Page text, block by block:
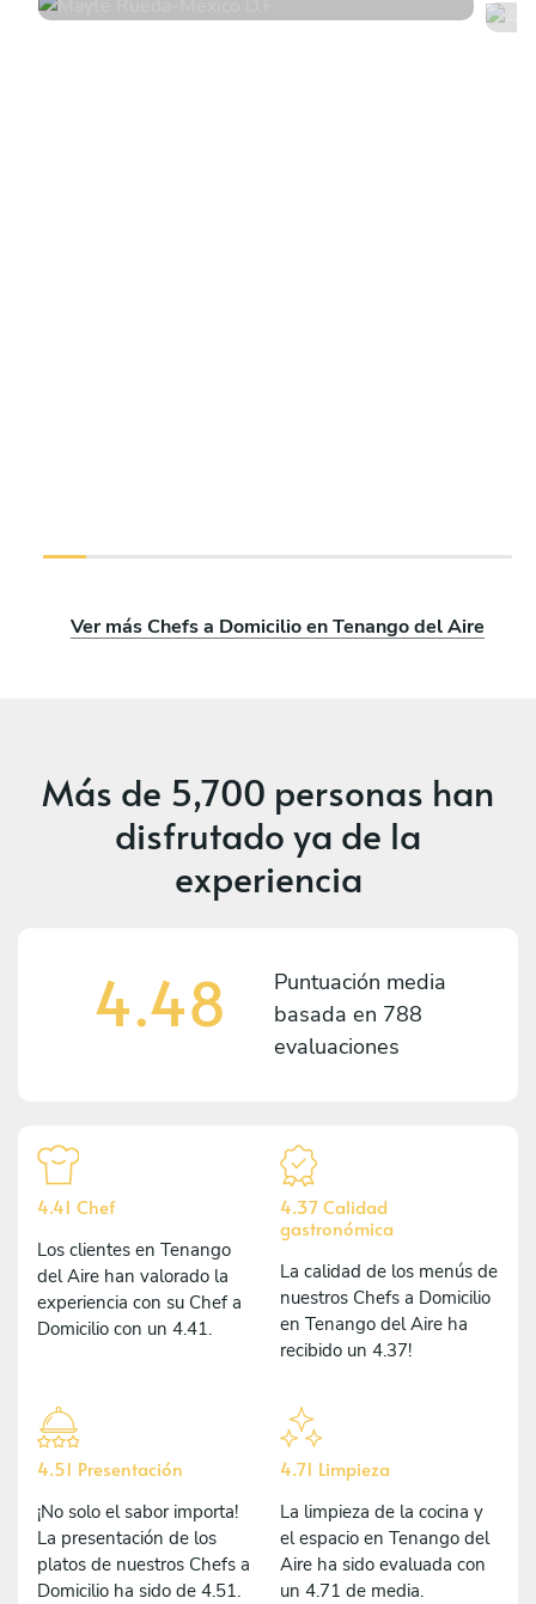
Ver más Chefs a Domicilio en Tenango del Aire
Más de 5,700 personas han
disfrutado ya de la
experiencia
4.48
Puntuación media
basada en 788
evaluaciones
4.41 Chef
Los clientes en Tenango
del Aire han valorado la
experiencia con su Chef a
Domicilio con un 4.41.
4.37 Calidad
gastronómica
La calidad de los menús de
nuestros Chefs a Domicilio
en Tenango del Aire ha
recibido un 4.37!
4.51 Presentación
¡No solo el sabor importa!
La presentación de los
platos de nuestros Chefs a
Domicilio ha sido de 4.51.
4.71 Limpieza
La limpieza de la cocina y
el espacio en Tenango del
Aire ha sido evaluada con
un 4.71 de media.